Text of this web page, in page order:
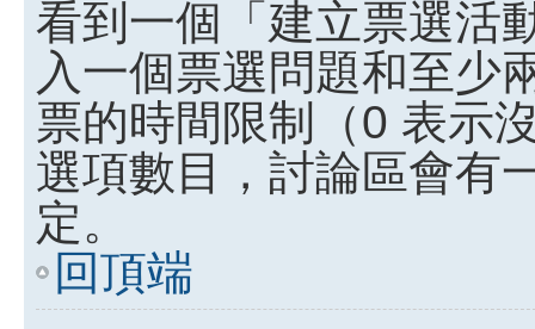
看到一個「建立票選活
入一個票選問題和至少
票的時間限制（0 表示
選項數目，討論區會有
定。
回頂端